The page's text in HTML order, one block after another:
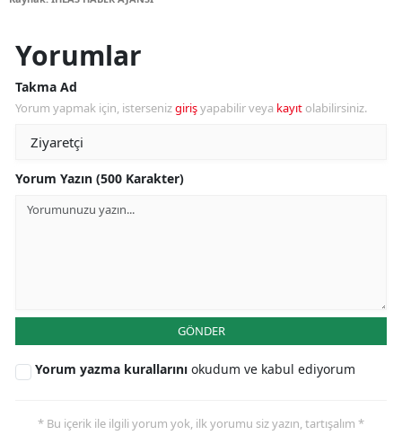
Yorumlar
Takma Ad
Yorum yapmak için, istersenizgirişyapabilir veya kayıt olabilirsiniz.
Yorum Yazın (500 Karakter)
GÖNDER
Yorum yazma kurallarını okudum ve kabul ediyorum
* Bu içerik ile ilgili yorum yok, ilk yorumu siz yazın, tartışalım *